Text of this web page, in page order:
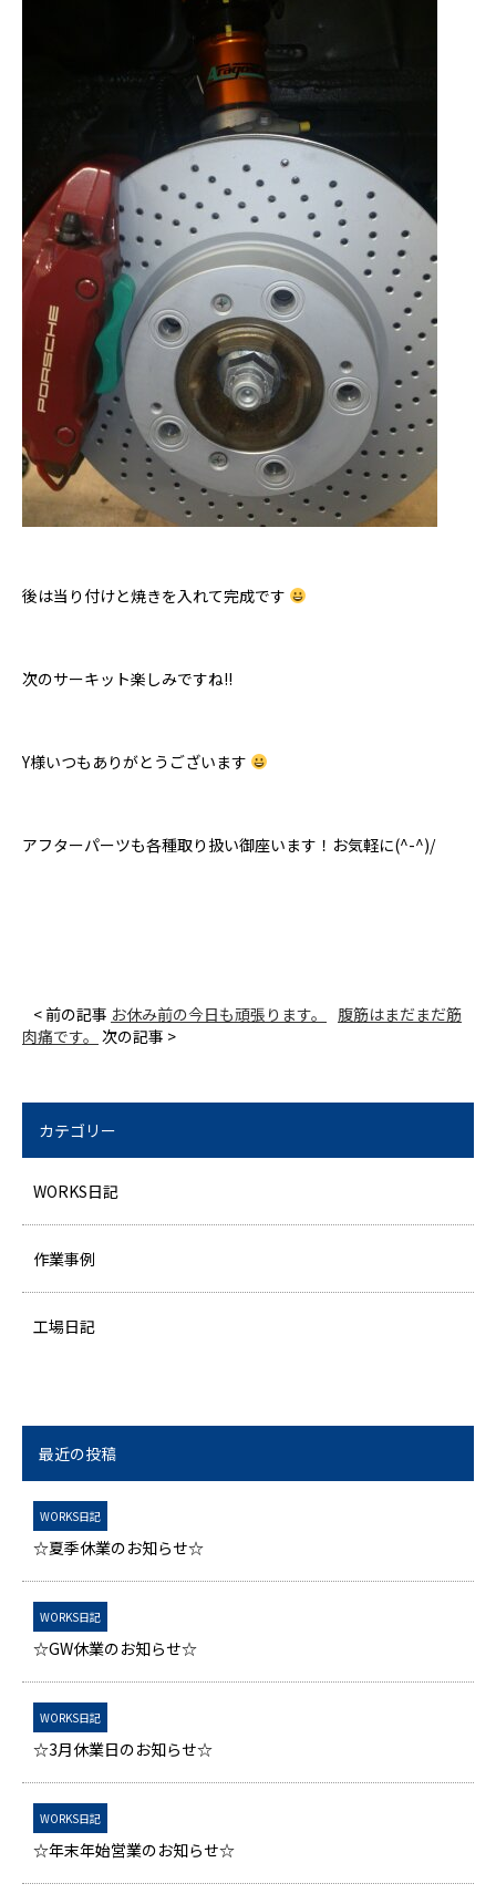
後は当り付けと焼きを入れて完成です
次のサーキット楽しみですね!!
Y様いつもありがとうございます
アフターパーツも各種取り扱い御座います！お気軽に(^-^)/
< 前の記事 お休み前の今日も頑張ります。
腹筋はまだまだ筋
肉痛です。 次の記事 >
カテゴリー
WORKS日記
作業事例
工場日記
最近の投稿
WORKS日記
☆夏季休業のお知らせ☆
WORKS日記
☆GW休業のお知らせ☆
WORKS日記
☆3月休業日のお知らせ☆
WORKS日記
☆年末年始営業のお知らせ☆